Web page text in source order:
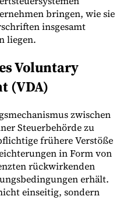
RechnerVAT-
Mandate
bringen, wie sie
insgesamt
liegen.
Voluntary
(VDA)
zwischen
Steuerbehörde zu
frühere Verstöße
in Form von
rückwirkenden
erhält.
einseitig, sondern